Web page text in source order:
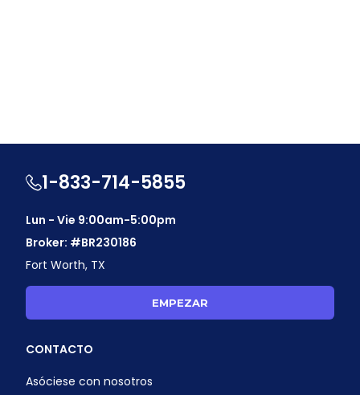
1-833-714-5855
Lun - Vie 9:00am-5:00pm
Broker: #BR230186
Fort Worth, TX
EMPEZAR
CONTACTO
Asóciese con nosotros